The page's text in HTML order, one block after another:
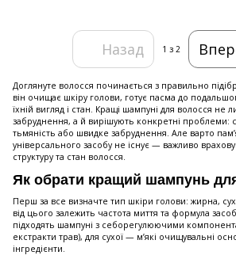
Назад 1 з 2
Доглянуте волосся починається з правильно
він очищає шкіру голови, готує пасма до
їхній вигляд і стан. Кращі шампуні для волосся не
забруднення, а й вирішують конкретні проблеми:
тьмяність або швидке забруднення. Але варто
універсального засобу не існує — важливо
структуру та стан волосся.
Як обрати кращий шампунь
Перш за все визначте тип шкіри голови: жирна,
від цього залежить частота миття та формула
підходять шампуні з себорегулюючими
екстракти трав), для сухої — м’які очищувальні
інгредієнти.